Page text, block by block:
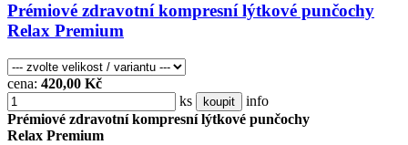
Prémiové zdravotní kompresní lýtkové punčochy
Relax Premium
cena: 420,00 Kč
ks
koupit
info
Prémiové zdravotní kompresní lýtkové punčochy
Relax Premium